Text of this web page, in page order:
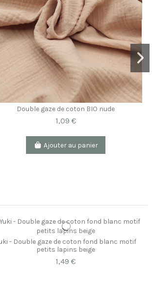
Double gaze de coton BIO nude
1,09 €
Ajouter au panier
- Double gaze de coton fond blanc motif
petits lapins beige
1,49 €